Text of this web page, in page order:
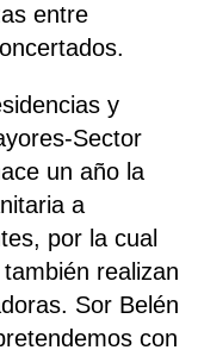
entre
y
Sector
un año la
a
por la cual
realizan
Sor Belén
con